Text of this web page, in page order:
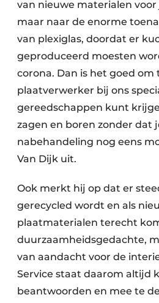
van nieuwe materialen
maar naar de enorme
van plexiglas, doordat er
geproduceerd moesten
corona. Dan is het goed om
plaatverwerker bij ons
gereedschappen kunt
zagen en boren zonder dat
nabehandeling nog eens
Van Dijk uit.
Ook merkt hij op dat er
gerecycled wordt en als
plaatmaterialen terecht
duurzaamheidsgedachte,
van aandacht voor de
Service staat daarom altijd
beantwoorden en mee te